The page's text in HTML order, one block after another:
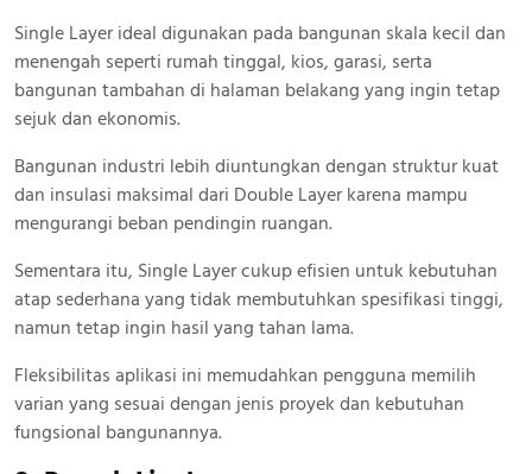
Single Layer ideal digunakan pada bangunan skala kecil dan
menengah seperti rumah tinggal, kios, garasi, serta
bangunan tambahan di halaman belakang yang ingin tetap
sejuk dan ekonomis.
Bangunan industri lebih diuntungkan dengan struktur kuat
dan insulasi maksimal dari Double Layer karena mampu
mengurangi beban pendingin ruangan.
Sementara itu, Single Layer cukup efisien untuk kebutuhan
atap sederhana yang tidak membutuhkan spesifikasi tinggi,
namun tetap ingin hasil yang tahan lama.
Fleksibilitas aplikasi ini memudahkan pengguna memilih
varian yang sesuai dengan jenis proyek dan kebutuhan
fungsional bangunannya.